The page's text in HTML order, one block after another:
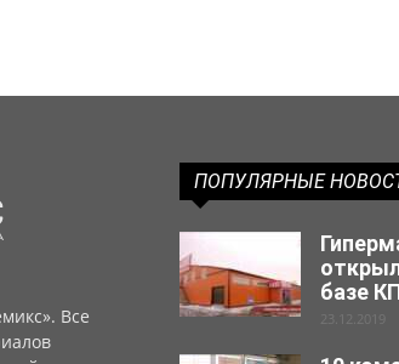
Все
ПОПУЛЯРНЫЕ
базе
23.12.2019